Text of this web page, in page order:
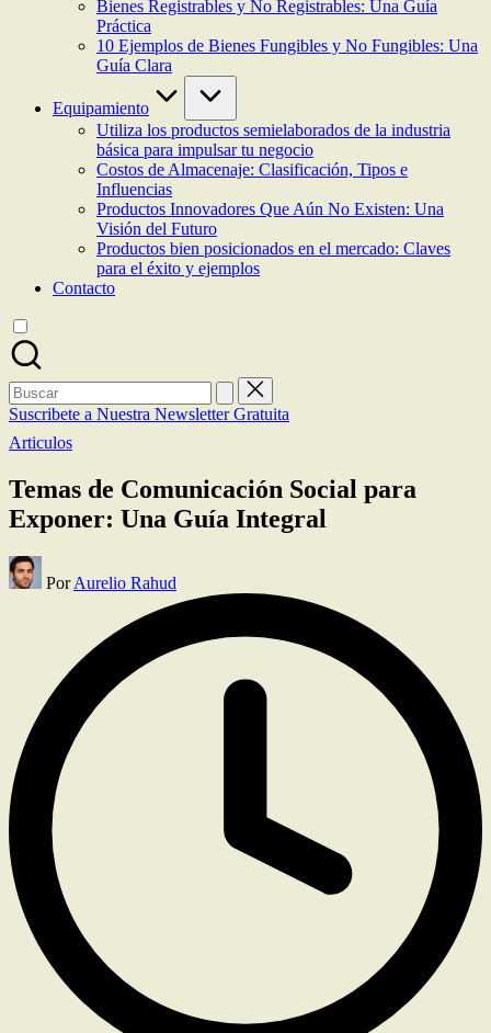
Bienes Registrables y No Registrables: Una Guía
Práctica
10 Ejemplos de Bienes Fungibles y No Fungibles: Una
Guía Clara
Equipamiento
Utiliza los productos semielaborados de la industria
básica para impulsar tu negocio
Costos de Almacenaje: Clasificación, Tipos e
Influencias
Productos Innovadores Que Aún No Existen: Una
Visión del Futuro
Productos bien posicionados en el mercado: Claves
para el éxito y ejemplos
Contacto
Buscar:
Suscribete a Nuestra Newsletter Gratuita
Publicada
Articulos
Temas de Comunicación Social para
Exponer: Una Guía Integral
Publicado
por
PorAurelio Rahud